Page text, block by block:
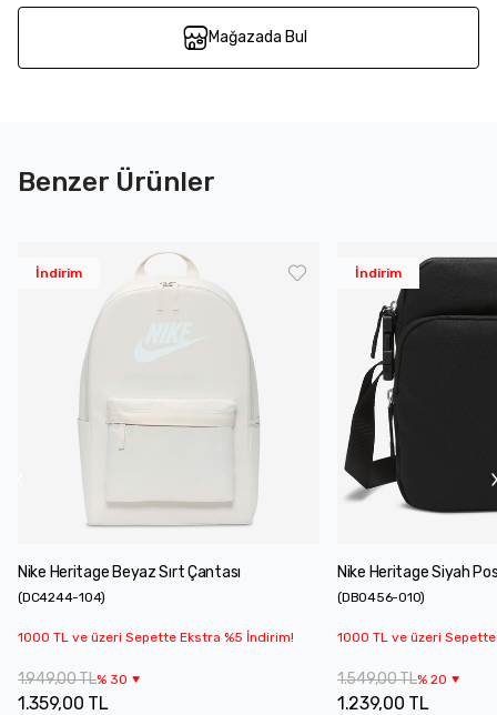
Mağazada Bul
Benzer Ürünler
İndirim
Nike Heritage Beyaz Sırt Çantası
(DC4244-104)
1000 TL ve üzeri Sepette Ekstra %5 İndirim!
1.949,00 TL% 30
1.359,00 TL
İndirim
Nike Heritage Siyah
(DB0456-010)
1000 TL ve üzeri
1.549,00 TL% 20
1.239,00 TL